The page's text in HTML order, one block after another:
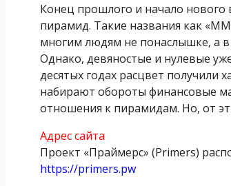
Конец прошлого и начало
пирамид. Такие названия как
многим людям не понаслышке, а
Однако, девяностые и нулевые
десятых годах расцвет
набирают обороты финансовые
отношения к пирамидам. Но, от
Адрес сайта
Проект «Праймерс» (Primers)
https://primers.pw